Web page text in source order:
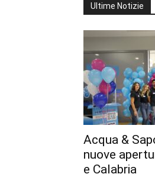
Ultime Notizie
Acqua &
nuove
e Calabria